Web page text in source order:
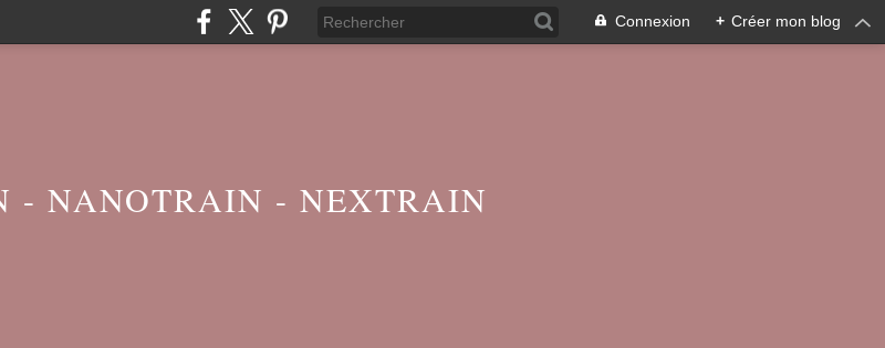
Connexion + Créer mon blog
- NANOTRAIN - NEXTRAIN